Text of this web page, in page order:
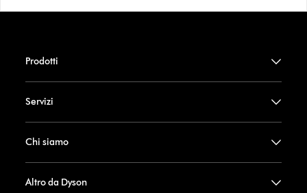
Prodotti
Servizi
Chi siamo
Altro da Dyson